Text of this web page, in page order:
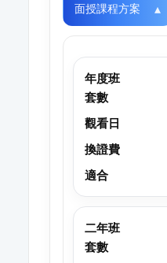
面授課程方案
年度班
套數
觀看日
換證費
適合
二年班
套數